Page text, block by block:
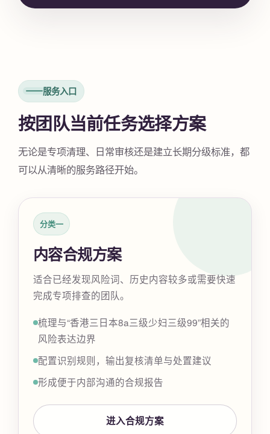
服务入口
按团队当前任务选择方案
无论是专项清理、日常审核还是建立长期分级标准，都
可以从清晰的服务路径开始。
分类一
内容合规方案
适合已经发现风险词、历史内容较多或需要快速
完成专项排查的团队。
梳理与“香港三日本8a三级少妇三级99”相关的
风险表达边界
配置识别规则，输出复核清单与处置建议
形成便于内部沟通的合规报告
进入合规方案